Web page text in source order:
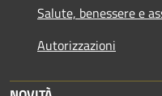
Salute, benessere e
Autorizzazioni